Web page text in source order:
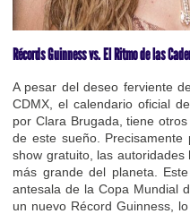
Récords Guinness vs. El Ritmo de las
A pesar del deseo ferviente
CDMX, el calendario oficial
por Clara Brugada, tiene
de este sueño.
show gratuito, las
más grande del planeta.
antesala de la Copa Mundial
un nuevo Récord Guinness,